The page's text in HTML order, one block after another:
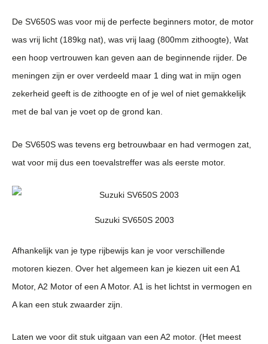
De SV650S was voor mij de perfecte beginners motor, de motor
was vrij licht (189kg nat), was vrij laag (800mm zithoogte), Wat
een hoop vertrouwen kan geven aan de beginnende rijder. De
meningen zijn er over verdeeld maar 1 ding wat in mijn ogen
zekerheid geeft is de zithoogte en of je wel of niet gemakkelijk
met de bal van je voet op de grond kan.
De SV650S was tevens erg betrouwbaar en had vermogen zat,
wat voor mij dus een toevalstreffer was als eerste motor.
Suzuki SV650S 2003
Afhankelijk van je type rijbewijs kan je voor verschillende
motoren kiezen. Over het algemeen kan je kiezen uit een A1
Motor, A2 Motor of een A Motor. A1 is het lichtst in vermogen en
A kan een stuk zwaarder zijn.
Laten we voor dit stuk uitgaan van een A2 motor. (Het meest